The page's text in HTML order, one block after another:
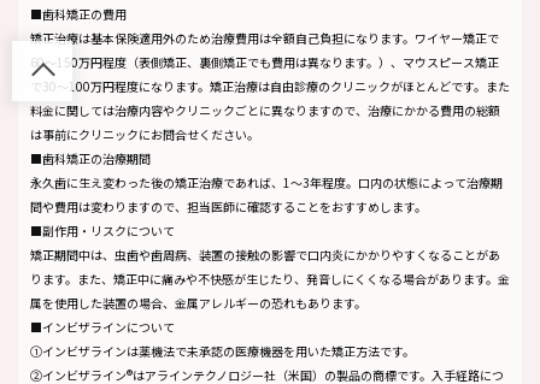
■歯科矯正の費用
矯正治療は基本保険適用外のため治療費用は全額自己負担になります。ワイヤー矯正で
60～150万円程度（表側矯正、裏側矯正でも費用は異なります。）、マウスピース矯正
で30～100万円程度になります。矯正治療は自由診療のクリニックがほとんどです。また
料金に関しては治療内容やクリニックごとに異なりますので、治療にかかる費用の総額
は事前にクリニックにお問合せください。
■歯科矯正の治療期間
永久歯に生え変わった後の矯正治療であれば、1～3年程度。口内の状態によって治療期
間や費用は変わりますので、担当医師に確認することをおすすめします。
■副作用・リスクについて
矯正期間中は、虫歯や歯周病、装置の接触の影響で口内炎にかかりやすくなることがあ
ります。また、矯正中に痛みや不快感が生じたり、発音しにくくなる場合があります。金
属を使用した装置の場合、金属アレルギーの恐れもあります。
■インビザラインについて
①インビザラインは薬機法で未承認の医療機器を用いた矯正方法です。
②インビザライン®はアラインテクノロジー社（米国）の製品の商標です。入手経路につ